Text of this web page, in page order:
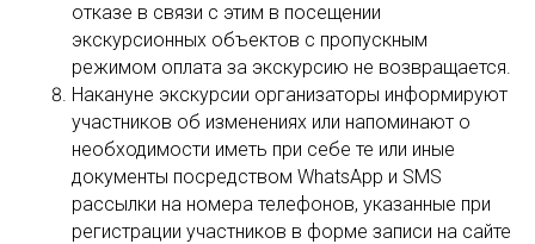
отказе в связи с этим в посещении
экскурсионных объектов с пропускным
режимом оплата за экскурсию не возвращается.
Накануне экскурсии организаторы информируют
участников об изменениях или напоминают о
необходимости иметь при себе те или иные
документы посредством WhatsApp и SMS
рассылки на номера телефонов, указанные при
регистрации участников в форме записи на сайте